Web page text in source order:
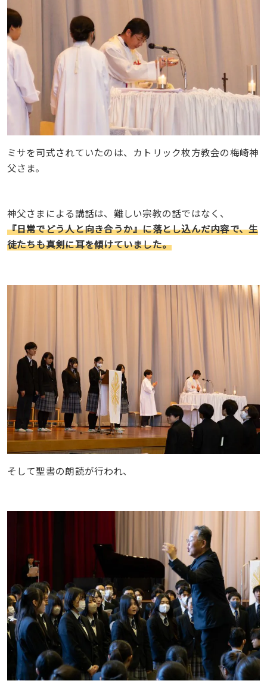
ミサを司式されていたのは、カトリック枚方教会の梅崎神
父さま。
神父さまによる講話は、難しい宗教の話ではなく、
『日常でどう人と向き合うか』に落とし込んだ内容で、生
徒たちも真剣に耳を傾けていました。
そして聖書の朗読が行われ、